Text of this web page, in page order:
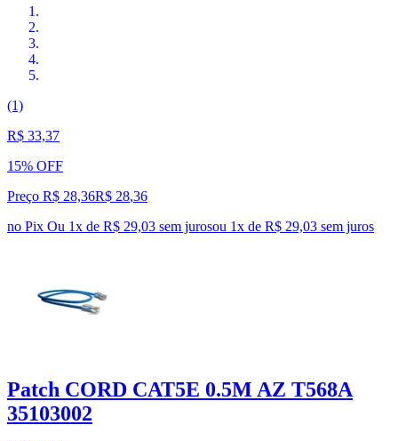
(1)
R$ 33,37
15% OFF
Preço R$ 28,36R$ 28,36
no Pix Ou 1x de R$ 29,03 sem jurosou 1x de R$ 29,03 sem juros
Patch CORD CAT5E 0.5M AZ T568A
35103002